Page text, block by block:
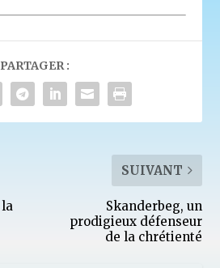
PARTAGER :
SUIVANT
Skanderbeg, un
prodigieux défenseur
de la chrétienté